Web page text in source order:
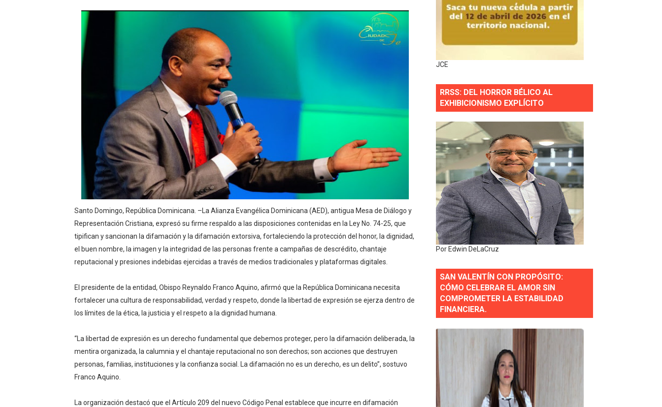
DGPCF: 55 años sembrando desarrollo y fortaleciendo la frontera dominicana
Operativo interagencial frena delitos ambientales y recupera terrenos en zonas protegidas del país
-Propeep y Gestión Presidencial encabezan entrega compensación a comerciantes impactados por la obra vial, en cumplimiento de un
Ministerio de Defensa siembra esperanza y protege el agua mediante Jornada de Reforestación en Manabao
MICM y CECCOM retienen 213,355 galones de combustibles y 46 millones de mercancías en lo que va de año
Bienes Nacionales recauda más de RD 57 millones en segunda subasta pública del año
Residentes en San Juan beneficiados con jornada asistencial de Desarrollo de la Comunidad y Ejército RD
El magistrado Henry Molina decidió no seguir en la Presidencia de la Suprema Corte de Justicia.
​Domingo Plácido critica la situación económica y califica de ineficiente la gestión del gobierno
Graduación XII Promoción Servicio Militar Voluntario
Comedores Comunitarios de DASAC garantizan alimentación de miles de voluntarios y personal de los XXV Juegos Centroamericanos y del
UNTC inicia ofensiva para recuperar fuerza gremial y fortalecer seccional del Distrito Nacional
Candidato a presidente del Colegio de Notarios hace llamado a la unidad.
Santo Domingo, República Dominicana. –La Alianza Evangélica Dominicana (AED), antigua Mesa de Diálogo y
Representación Cristiana, expresó su firme respaldo a las disposiciones contenidas en la Ley No. 74-25, que
tipifican y sancionan la difamación y la difamación extorsiva, fortaleciendo la protección del honor, la dignidad,
el buen nombre, la imagen y la integridad de las personas frente a campañas de descrédito, chantaje
reputacional y presiones indebidas ejercidas a través de medios tradicionales y plataformas digitales.
El presidente de la entidad, Obispo Reynaldo Franco Aquino, afirmó que la República Dominicana necesita
fortalecer una cultura de responsabilidad, verdad y respeto, donde la libertad de expresión se ejerza dentro de
los límites de la ética, la justicia y el respeto a la dignidad humana.
“La libertad de expresión es un derecho fundamental que debemos proteger, pero la difamación deliberada, la
mentira organizada, la calumnia y el chantaje reputacional no son derechos; son acciones que destruyen
personas, familias, instituciones y la confianza social. La difamación no es un derecho, es un delito”, sostuvo
Franco Aquino.
La organización destacó que el Artículo 209 del nuevo Código Penal establece que incurre en difamación
JCE
RRSS: DEL HORROR BÉLICO AL
EXHIBICIONISMO EXPLÍCITO
Por Edwin DeLaCruz
SAN VALENTÍN CON PROPÓSITO:
CÓMO CELEBRAR EL AMOR SIN
COMPROMETER LA ESTABILIDAD
FINANCIERA.